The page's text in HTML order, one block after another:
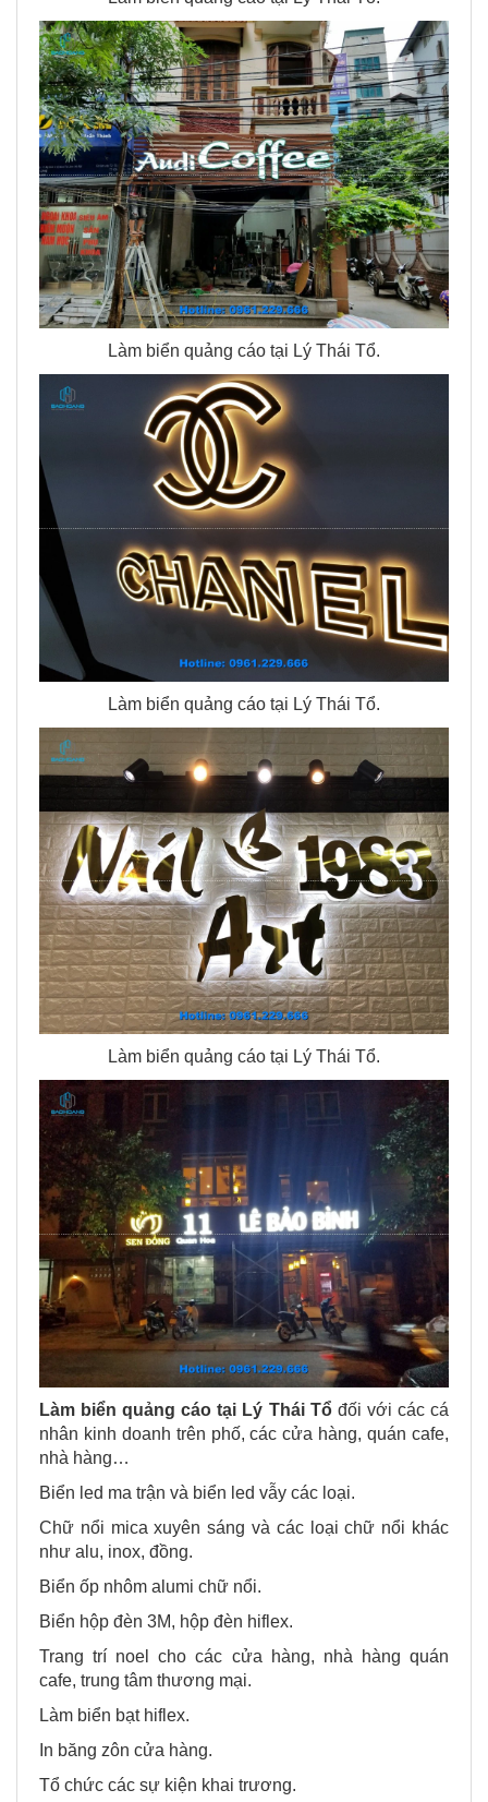
Làm biển quảng cáo tại Lý Thái Tổ.
Làm biển quảng cáo tại Lý Thái Tổ.
Làm biển quảng cáo tại Lý Thái Tổ.
Làm biển quảng cáo tại Lý Thái Tổđối với các cá
nhân kinh doanh trên phố, các cửa hàng, quán cafe,
nhà hàng…
Biển led ma trận và biển led vẫy các loại.
Chữ nổi mica xuyên sáng và các loại chữ nổi khác
như alu, inox, đồng.
Biển ốp nhôm alumi chữ nổi.
Biển hộp đèn 3M, hộp đèn hiflex.
Trang trí noel cho các cửa hàng, nhà hàng quán
cafe, trung tâm thương mại.
Làm biển bạt hiflex.
In băng zôn cửa hàng.
Tổ chức các sự kiện khai trương.